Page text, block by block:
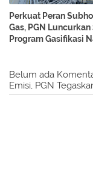
Perkuat Peran
Gas, PGN Luncurkan
Program Gasifikasi
Belum ada
Emisi, PGN